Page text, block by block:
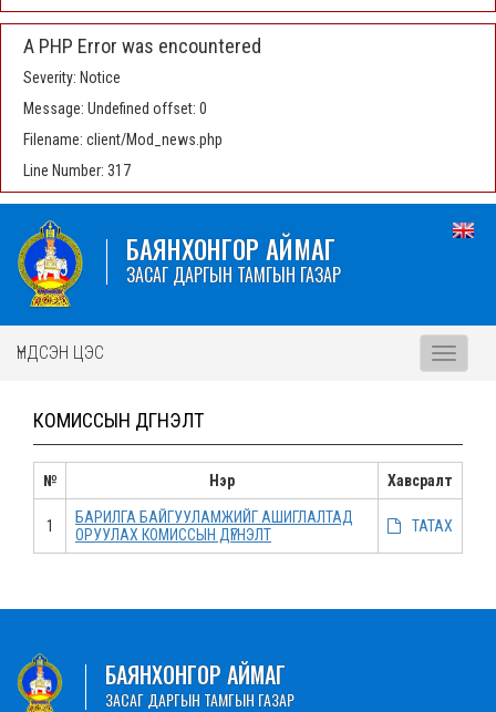
A PHP Error was encountered
Severity: Notice
Message: Undefined offset: 0
Filename: client/Mod_news.php
Line Number: 317
БАЯНХОНГОР АЙМАГ
ЗАСАГ ДАРГЫН ТАМГЫН ГАЗАР
ҮНДСЭН ЦЭС
Toggle
КОМИССЫН ДҮГНЭЛТ
№ Нэр Хавсралт
1
БАРИЛГА БАЙГУУЛАМЖИЙГ АШИГЛАЛТАД
ОРУУЛАХ КОМИССЫН ДҮГНЭЛТ
ТАТАХ
БАЯНХОНГОР АЙМАГ
ЗАСАГ ДАРГЫН ТАМГЫН ГАЗАР